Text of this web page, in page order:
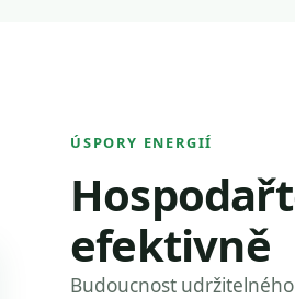
ÚSPORY ENERGIÍ
efektivně
Budoucnost